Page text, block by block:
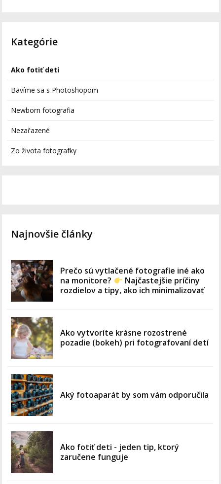
Kategórie
Ako fotiť deti
Bavíme sa s Photoshopom
Newborn fotografia
Nezařazené
Zo života fotografky
Najnovšie články
Prečo sú vytlačené fotografie iné ako
na monitore?
Najčastejšie príčiny
rozdielov a tipy, ako ich minimalizovať
Ako vytvoríte krásne rozostrené
pozadie (bokeh) pri fotografovaní detí
Aký fotoaparát by som vám odporučila
Ako fotiť deti - jeden tip, ktorý
zaručene funguje